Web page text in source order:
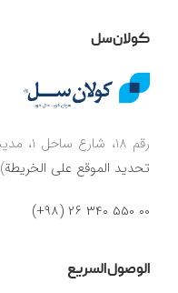
کولان‌سل
رقم ۱۸، شارع ساحل ۱، مدينة دريا، مهرشهر، كرج، محافظة ألبرز (
تحديد الموقع على الخريطة)
00 550 340 26 (98+)
الوصول السريع